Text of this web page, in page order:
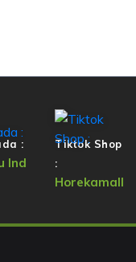
:
Ind
Tiktok Shop
:
Horekamall